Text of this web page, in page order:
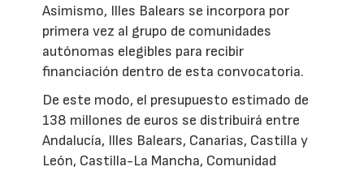
Asimismo, Illes Balears se incorpora por
primera vez al grupo de comunidades
autónomas elegibles para recibir
financiación dentro de esta convocatoria.
De este modo, el presupuesto estimado de
138 millones de euros se distribuirá entre
Andalucía, Illes Balears, Canarias, Castilla y
León, Castilla-La Mancha, Comunidad